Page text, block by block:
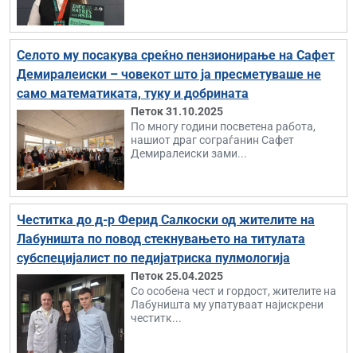
Селото му посакува среќно пензионирање на Сафет
Демиралеиски – човекот што ја пресметуваше не
само математиката, туку и добрината
Петок 31.10.2025
По многу години посветена работа,
нашиот драг сограѓанин Сафет
Демиралеиски зами...
Честитка до д-р Ферид Салкоски од жителите на
Лабуништа по повод стекнувањето на титулата
субспецијалист по педијатриска пулмологија
Петок 25.04.2025
Со особена чест и гордост, жителите на
Лабуништа му упатуваат најискрени
честитк...